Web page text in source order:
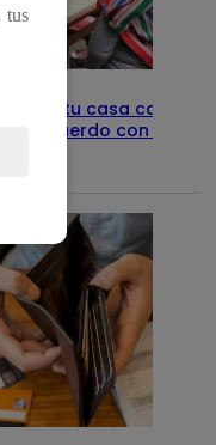
DNI si tu casa califica
de acuerdo con el Sisfoh
tus